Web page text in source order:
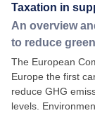
Taxation in
An overview
to reduce
The European
Europe the first
reduce GHG
levels.